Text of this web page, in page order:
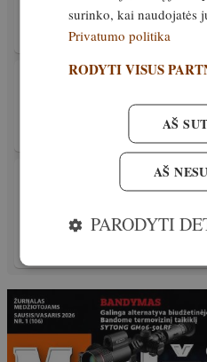
atsisakyti medžioklių!
Išskirtinis 29. sausis, 2026
medžiojamųjų gyvūnų
29. sausis, 2026
Nuo Naujųjų metų
vilkšunių hibridai
surinko, kai naudojatės
Privatumo politika
RODYTI VISUS
AŠ
AŠ
PARODYTI